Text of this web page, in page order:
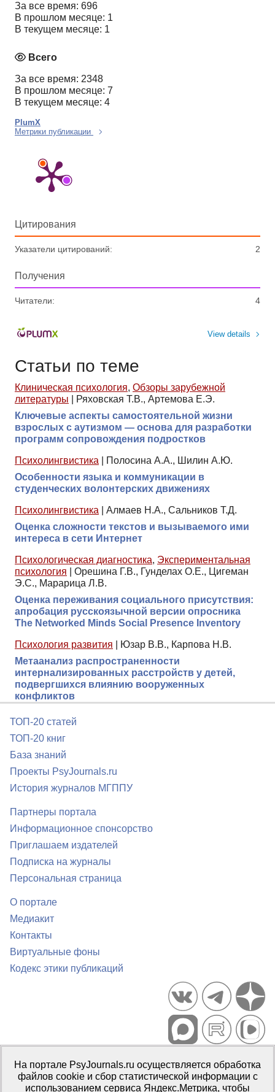
За все время: 696
В прошлом месяце: 1
В текущем месяце: 1
Всего
За все время: 2348
В прошлом месяце: 7
В текущем месяце: 4
PlumX
Метрики публикации
Цитирования
Указатели цитирований: 2
Получения
Читатели: 4
View details
Статьи по теме
Клиническая психология, Обзоры зарубежной
литературы
Ряховская Т.В., Артемова Е.Э.
Ключевые аспекты самостоятельной жизни
взрослых с аутизмом — основа для разработки
программ сопровождения подростков
Психолингвистика
Полосина А.А., Шилин А.Ю.
Особенности языка и коммуникации в
студенческих волонтерских движениях
Психолингвистика
Алмаев Н.А., Сальников Т.Д.
Оценка сложности текстов и вызываемого ими
интереса в сети Интернет
Психологическая диагностика, Экспериментальная
психология
Орешина Г.В., Гунделах О.Е., Цигеман
Э.С., Марарица Л.В.
Оценка переживания социального присутствия:
апробация русскоязычной версии опросника
The Networked Minds Social Presence Inventory
Психология развития
Юзар В.В., Карпова Н.В.
Метаанализ распространенности
интернализированных расстройств у детей,
подвергшихся влиянию вооруженных
конфликтов
ТОП-20 статей
ТОП-20 книг
База знаний
Проекты PsyJournals.ru
История журналов МГППУ
Партнеры портала
Информационное спонсорство
Приглашаем издателей
Подписка на журналы
Персональная страница
О портале
Медиакит
Контакты
Виртуальные фоны
Кодекс этики публикаций
Портал психологических изданий PsyJournals.ru, 2007–2026
Правила использования материалов
Свидетельство регистрации СМИЭл № ФС77-66447 от 14 июля
На портале PsyJournals.ru осуществляется обработка
файлов cookie и сбор статистической информации с
использованием сервиса Яндекс.Метрика, чтобы